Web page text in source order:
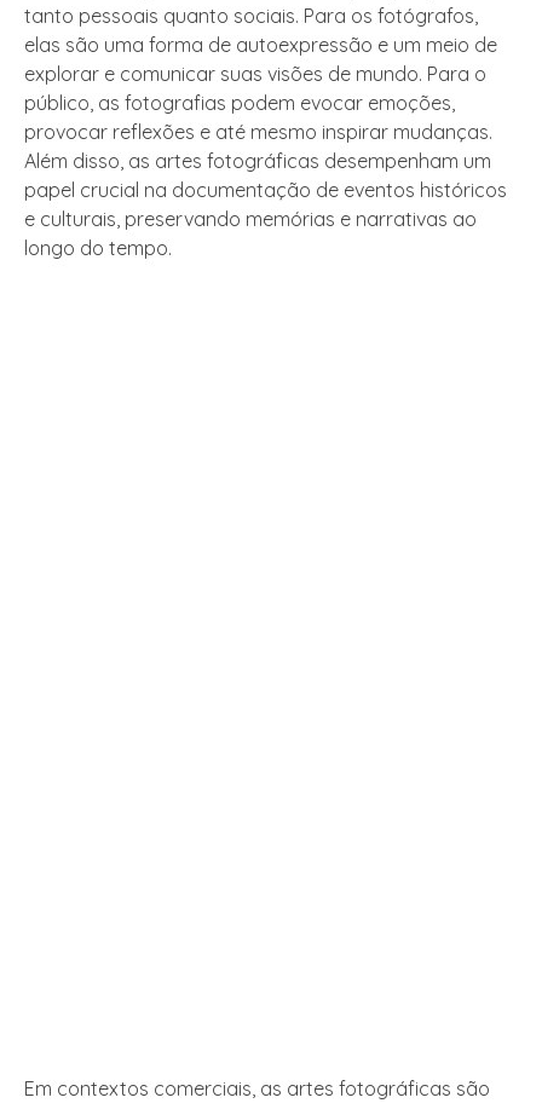
tanto pessoais quanto sociais. Para os fotógrafos,
elas são uma forma de autoexpressão e um meio de
explorar e comunicar suas visões de mundo. Para o
público, as fotografias podem evocar emoções,
provocar reflexões e até mesmo inspirar mudanças.
Além disso, as artes fotográficas desempenham um
papel crucial na documentação de eventos históricos
e culturais, preservando memórias e narrativas ao
longo do tempo.
Em contextos comerciais, as artes fotográficas são